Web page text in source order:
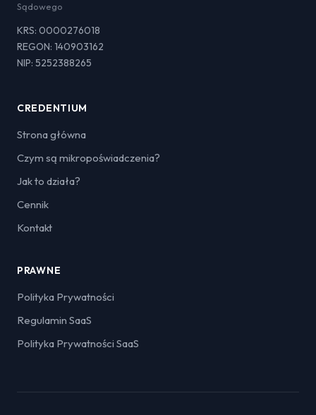
Sądowego
KRS: 0000276018
REGON: 140903162
NIP: 5252388265
CREDENTIUM
Strona główna
Czym są mikropoświadczenia?
Jak to działa?
Cennik
Kontakt
PRAWNE
Polityka Prywatności
Regulamin SaaS
Polityka Prywatności SaaS